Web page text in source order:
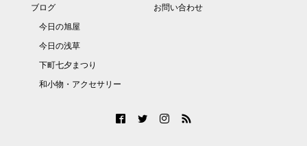
ブログ
今日の旭屋
今日の浅草
下町七夕まつり
和小物・アクセサリー
お問い合わせ